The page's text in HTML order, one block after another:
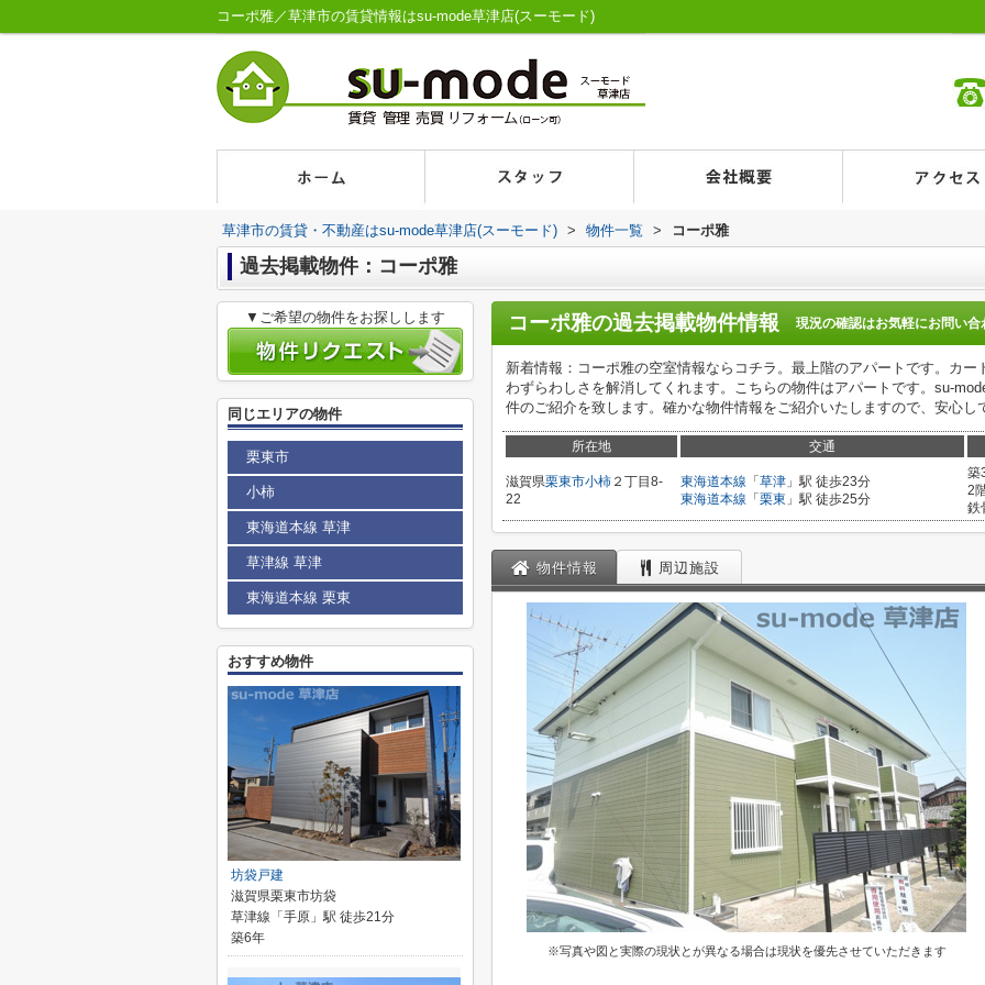
コーポ雅／草津市の賃貸情報はsu-mode草津店(スーモード)
草津市の賃貸・不動産はsu-mode草津店(スーモード) > 物件一覧 > コーポ雅
過去掲載物件：コーポ雅
コーポ雅の過去掲載物件情報 現況の確認はお気軽にお問い合
新着情報：コーポ雅の空室情報ならコチラ。最上階のアパートです。カ
わずらわしさを解消してくれます。こちらの物件はアパートです。su-
件のご紹介を致します。確かな物件情報をご紹介いたしますので、安心し
所在地 交通
滋賀県栗東市小柿 ２丁目8-
22
東海道本線 「 草津 」駅 徒歩23分
東海道本線 「 栗東 」駅 徒歩25分
築
2
鉄
物件情報 周辺施設
※写真や図と実際の現状とが異なる場合は現状を優先させていただきます
▼ご希望の物件をお探しします
同じエリアの物件
栗東市
小柿
東海道本線 草津
草津線 草津
東海道本線 栗東
おすすめ物件
坊袋戸建
滋賀県栗東市坊袋
草津線「手原」駅 徒歩21分
築6年